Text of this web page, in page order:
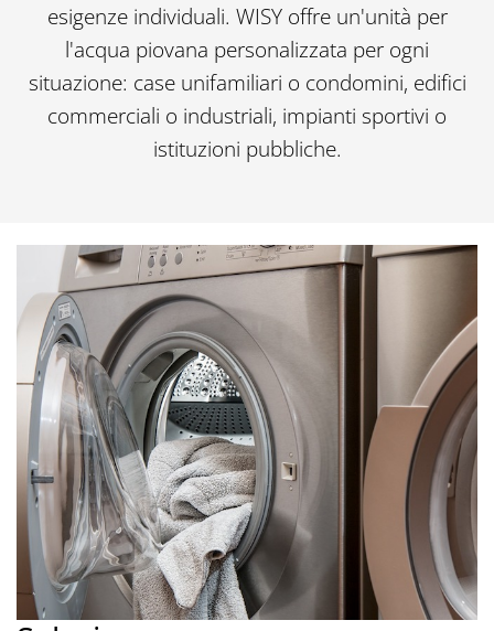
esigenze individuali. WISY offre un'unità per
l'acqua piovana personalizzata per ogni
situazione: case unifamiliari o condomini, edifici
commerciali o industriali, impianti sportivi o
istituzioni pubbliche.